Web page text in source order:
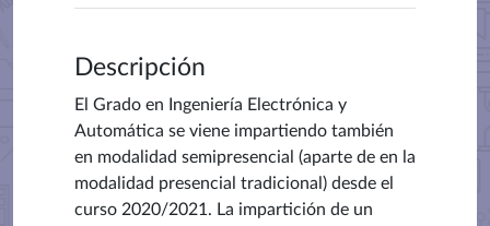
Descripción
El Grado en Ingeniería Electrónica y
Automática se viene impartiendo también
en modalidad semipresencial (aparte de en la
modalidad presencial tradicional) desde el
curso 2020/2021. La impartición de un